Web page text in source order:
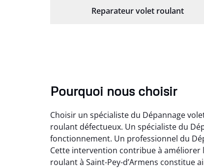
Reparateur volet roulant
Pourquoi nous choisir
Choisir un spécialiste du Dépannage
roulant défectueux. Un spécialiste du
fonctionnement. Un professionnel du
Cette intervention contribue à améliorer
roulant à Saint-Pey-d’Armens